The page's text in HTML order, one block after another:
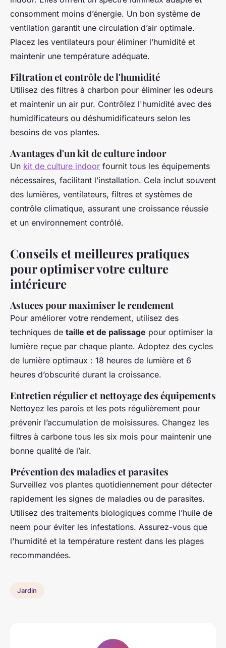
consomment moins d’énergie. Un bon système de
ventilation garantit une circulation d’air optimale.
Placez les ventilateurs pour éliminer l’humidité et
maintenir une température adéquate.
Filtration et contrôle de l'humidité
Utilisez des filtres à charbon pour éliminer les odeurs
et maintenir un air pur. Contrôlez l'humidité avec des
humidificateurs ou déshumidificateurs selon les
besoins de vos plantes.
Avantages d'un kit de culture indoor
Un kit de culture indoor fournit tous les équipements
nécessaires, facilitant l’installation. Cela inclut souvent
des lumières, ventilateurs, filtres et systèmes de
contrôle climatique, assurant une croissance réussie
et un environnement contrôlé.
Conseils et meilleures pratiques
pour optimiser votre culture
intérieure
Astuces pour maximiser le rendement
Pour améliorer votre rendement, utilisez des
techniques de taille et de palissage pour optimiser la
lumière reçue par chaque plante. Adoptez des cycles
de lumière optimaux : 18 heures de lumière et 6
heures d’obscurité durant la croissance.
Entretien régulier et nettoyage des équipements
Nettoyez les parois et les pots régulièrement pour
prévenir l’accumulation de moisissures. Changez les
filtres à carbone tous les six mois pour maintenir une
bonne qualité de l’air.
Prévention des maladies et parasites
Surveillez vos plantes quotidiennement pour détecter
rapidement les signes de maladies ou de parasites.
Utilisez des traitements biologiques comme l’huile de
neem pour éviter les infestations. Assurez-vous que
l'humidité et la température restent dans les plages
recommandées.
Jardin